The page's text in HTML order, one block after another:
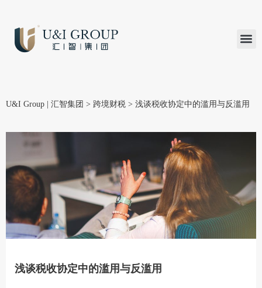
U&I Group | 汇智集团 > 跨境财税 > 浅谈税收协定中的滥用与反滥用
浅谈税收协定中的滥用与反滥用